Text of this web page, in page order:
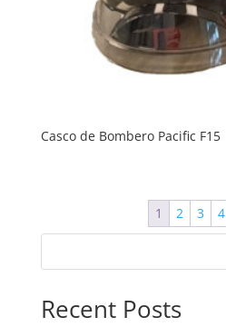
Casco de Bombero Pacific F15
1 2 3 4
Recent Posts